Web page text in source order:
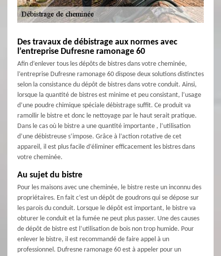
Des travaux de débistrage aux normes avec
l’entreprise Dufresne ramonage 60
Afin d’enlever tous les dépôts de bistres dans votre cheminée,
l’entreprise Dufresne ramonage 60 dispose deux solutions distinctes
selon la consistance du dépôt de bistres dans votre conduit. Ainsi,
lorsque la quantité de bistres est minime et peu consistant, l’usage
d’une poudre chimique spéciale débistrage suffit. Ce produit va
ramollir le bistre et donc le nettoyage par le haut serait pratique.
Dans le cas où le bistre a une quantité importante , l’utilisation
d’une débistreuse s’impose. Grâce à l’action rotative de cet
appareil, il est plus facile d’éliminer efficacement les bistres dans
votre cheminée.
Au sujet du bistre
Pour les maisons avec une cheminée, le bistre reste un inconnu des
propriétaires. En fait c’est un dépôt de goudrons qui se dépose sur
les parois du conduit. Lorsque le dépôt est important, le bistre va
obturer le conduit et la fumée ne peut plus passer. Une des causes
de dépôt de bistre est l’utilisation de bois non trop humide. Pour
enlever le bistre, il est recommandé de faire appel à un
professionnel. Dufresne ramonage 60 est à appeler pour un